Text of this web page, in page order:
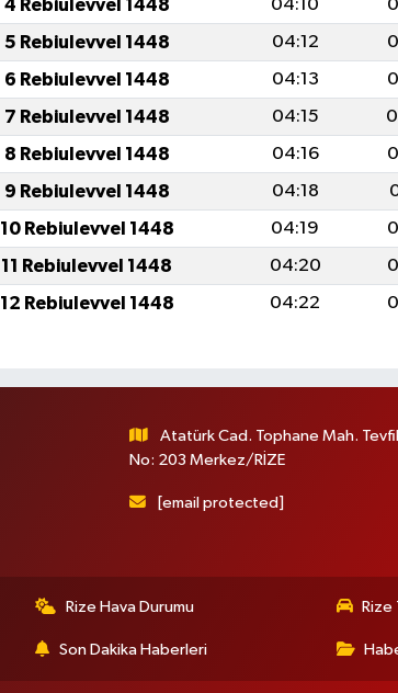
4 Rebiulevvel 1448 04:10
5 Rebiulevvel 1448 04:12
6 Rebiulevvel 1448 04:13
7 Rebiulevvel 1448 04:15
8 Rebiulevvel 1448 04:16
9 Rebiulevvel 1448 04:18
10 Rebiulevvel 1448 04:19
11 Rebiulevvel 1448 04:20
12 Rebiulevvel 1448 04:22
Atatürk Cad. Tophane Mah.
No: 203 Merkez/RİZE
[email protected]
Rize Hava Durumu Rize
Son Dakika Haberleri